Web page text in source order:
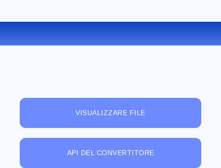
CONVERTIRE PPM IN PNG ONLINE
VISUALIZZARE FILE
API DEL CONVERTITORE